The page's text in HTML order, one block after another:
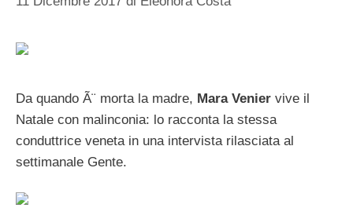
Da quando Ã¨ morta la madre, Mara Venier vive il
Natale con malinconia: lo racconta la stessa
conduttrice veneta in una intervista rilasciata al
settimanale Gente.